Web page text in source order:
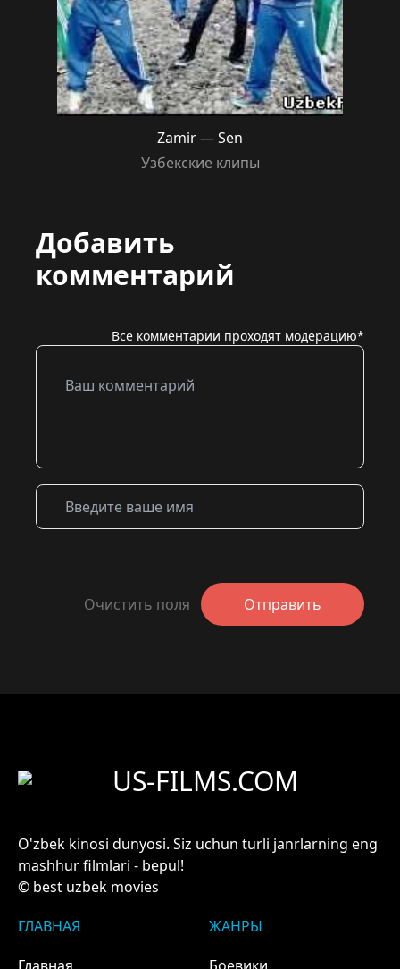
Zamir — Sen
Узбекские клипы
Добавить
комментарий
Все комментарии проходят модерацию*
Очистить поля Отправить
US-FILMS.COM
O'zbek kinosi dunyosi. Siz uchun turli janrlarning eng
mashhur filmlari - bepul!
© best uzbek movies
ГЛАВНАЯ
ЖАНРЫ